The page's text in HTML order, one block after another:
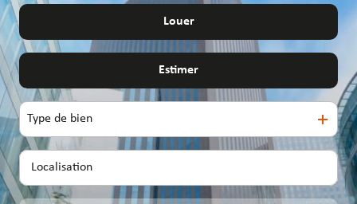
entrepôts
entrepôts
Louer
Estimer
Type de bien